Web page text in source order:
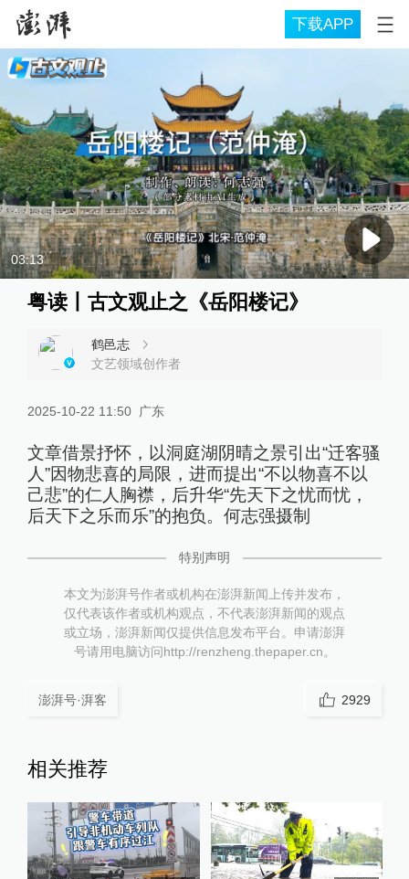
下载APP
03:13
粤读丨古文观止之《岳阳楼记》
鹤邑志
文艺领域创作者
2025-10-22 11:50 广东
文章借景抒怀，以洞庭湖阴晴之景引出“迁客骚
人”因物悲喜的局限，进而提出“不以物喜不以
己悲”的仁人胸襟，后升华“先天下之忧而忧，
后天下之乐而乐”的抱负。何志强摄制
特别声明
本文为澎湃号作者或机构在澎湃新闻上传并发布，
仅代表该作者或机构观点，不代表澎湃新闻的观点
或立场，澎湃新闻仅提供信息发布平台。申请澎湃
号请用电脑访问http://renzheng.thepaper.cn。
澎湃号·湃客 2929
相关推荐